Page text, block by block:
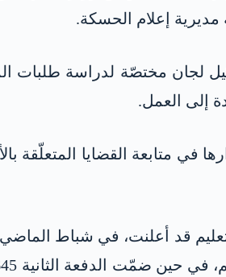
مديرية إعلام الحسكة.
لجان مختصّة لدراسة طلبات
إلى العمل.
في متابعة القضايا المتعلّقة